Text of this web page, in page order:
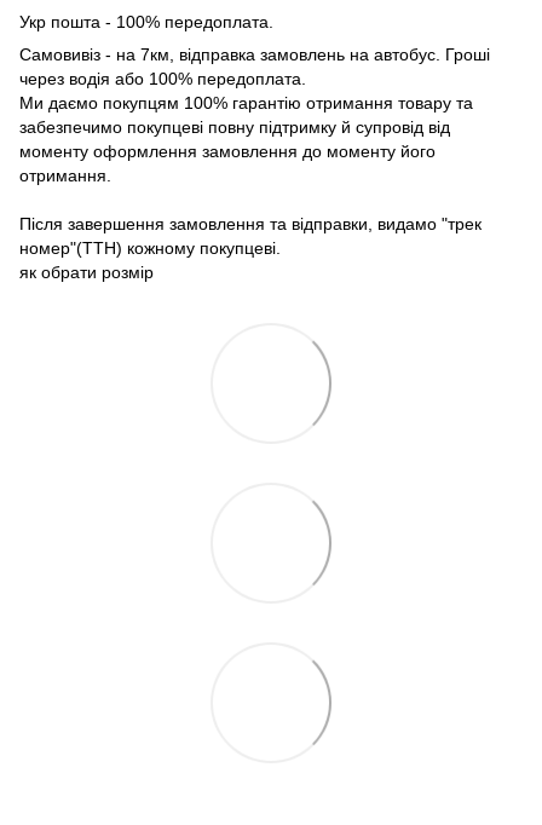
Укр пошта - 100% передоплата.
Самовивіз - на 7км, відправка замовлень на автобус. Гроші
через водія або 100% передоплата.
Ми даємо покупцям 100% гарантію отримання товару та
забезпечимо покупцеві повну підтримку й супровід від
моменту оформлення замовлення до моменту його
отримання.
Після завершення замовлення та відправки, видамо "трек
номер"(ТТН) кожному покупцеві.
як обрати розмір